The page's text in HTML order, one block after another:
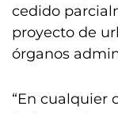
cedido
proyecto de
órganos
“En cualquier